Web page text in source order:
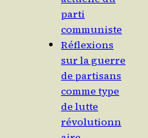
parti
communiste
Réflexions
sur la guerre
de partisans
comme type
de lutte
révolutionn